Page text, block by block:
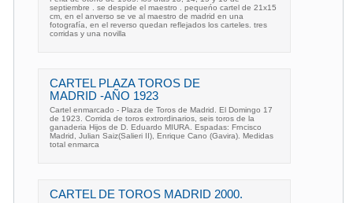
septiembre . se despide el maestro . pequeńo cartel de 21x15
cm, en el anverso se ve al maestro de madrid en una
fotografía, en el reverso quedan reflejados los carteles. tres
corridas y una novilla
CARTEL PLAZA TOROS DE
MADRID -AÑO 1923
Cartel enmarcado - Plaza de Toros de Madrid. El Domingo 17
de 1923. Corrida de toros extrordinarios, seis toros de la
ganaderia Hijos de D. Eduardo MIURA. Espadas: Frncisco
Madrid, Julian Saiz(Salieri II), Enrique Cano (Gavira). Medidas
total enmarca
CARTEL DE TOROS MADRID 2000.